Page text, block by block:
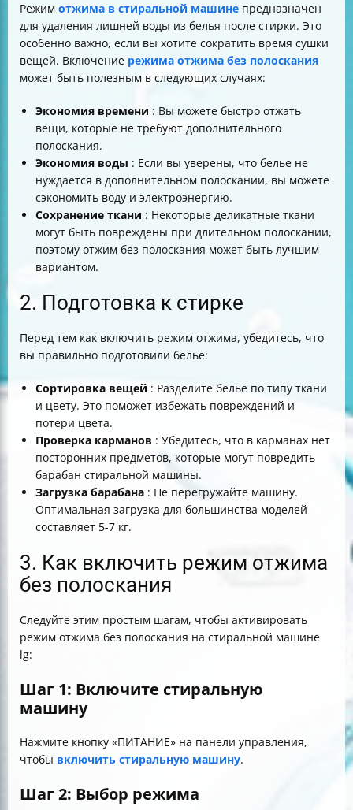
Режим отжима в стиральной машине предназначен
для удаления лишней воды из белья после стирки. Это
особенно важно, если вы хотите сократить время сушки
вещей. Включение режима отжима без полоскания
может быть полезным в следующих случаях:
Экономия времени : Вы можете быстро отжать
вещи, которые не требуют дополнительного
полоскания.
Экономия воды : Если вы уверены, что белье не
нуждается в дополнительном полоскании, вы можете
сэкономить воду и электроэнергию.
Сохранение ткани : Некоторые деликатные ткани
могут быть повреждены при длительном полоскании,
поэтому отжим без полоскания может быть лучшим
вариантом.
2. Подготовка к стирке
Перед тем как включить режим отжима, убедитесь, что
вы правильно подготовили белье:
Сортировка вещей : Разделите белье по типу ткани
и цвету. Это поможет избежать повреждений и
потери цвета.
Проверка карманов : Убедитесь, что в карманах нет
посторонних предметов, которые могут повредить
барабан стиральной машины.
Загрузка барабана : Не перегружайте машину.
Оптимальная загрузка для большинства моделей
составляет 5-7 кг.
3. Как включить режим отжима
без полоскания
Следуйте этим простым шагам, чтобы активировать
режим отжима без полоскания на стиральной машине
lg:
Шаг 1: Включите стиральную
машину
Нажмите кнопку «ПИТАНИЕ» на панели управления,
чтобы включить стиральную машину.
Шаг 2: Выбор режима